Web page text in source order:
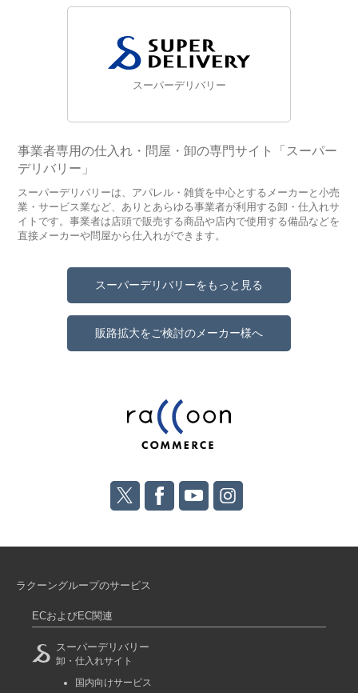
スーパーデリバリー
事業者専用の仕入れ・問屋・卸の専門サイト「スーパー
デリバリー」
スーパーデリバリーは、アパレル・雑貨を中心とするメーカーと小売
業・サービス業など、ありとあらゆる事業者が利用する卸・仕入れサ
イトです。事業者は店頭で販売する商品や店内で使用する備品などを
直接メーカーや問屋から仕入れができます。
スーパーデリバリーをもっと見る
販路拡大をご検討のメーカー様へ
ラクーングループのサービス
ECおよびEC関連
スーパーデリバリー
卸・仕入れサイト
国内向けサービス